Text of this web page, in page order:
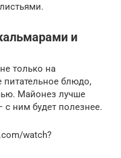
и
только на
питательное блюдо,
Майонез лучше
ним будет полезнее.
watch?